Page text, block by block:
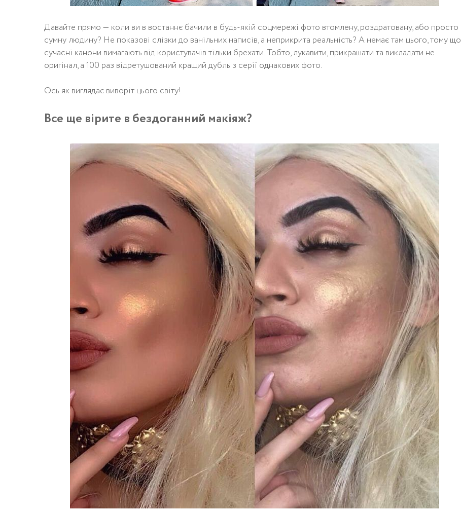
Давайте прямо — коли ви в востаннє бачили в будь-якій соцмережі фото втомлену, роздратовану, або просто
сумну людину? Не показові слізки до ванільних написів, а неприкрита реальність? А немає там цього, тому що
сучасні канони вимагають від користувачів тільки брехати. Тобто, лукавити, прикрашати та викладати не
оригінал, а 100 раз відретушований кращий дубль з серії однакових фото.
Ось як виглядає виворіт цього світу!
Все ще вірите в бездоганний макіяж?